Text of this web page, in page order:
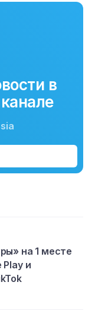
в
на 1 месте
Play и